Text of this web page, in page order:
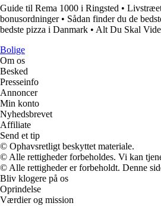
Guide til Rema 1000 i Ringsted •
bonusordninger• Sådan finder du de
bedste pizza i Danmark • Alt Du Skal
Bolige
Om os
Besked
Presseinfo
Annoncer
Min konto
Nyhedsbrevet
Affiliate
Send et tip
© Ophavsretligt beskyttet materiale.
© Alle rettigheder forbeholdes. Vi kan
© Alle rettigheder er forbeholdt. Denne
Bliv klogere på os
Oprindelse
Værdier og mission